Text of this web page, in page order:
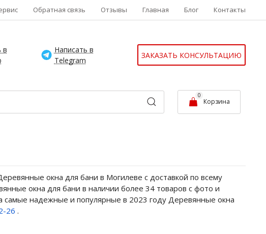
Обратная связь Отзывы Главная Блог Контакты
в
Написать в
Telegram
ЗАКАЗАТЬ КОНСУЛЬТАЦИЮ
0
Корзина
окна для бани в Могилеве с доставкой по всему
окна для бани в наличии более 34 товаров с фото и
самые надежные и популярные в 2023 году Деревянные окна
26 .